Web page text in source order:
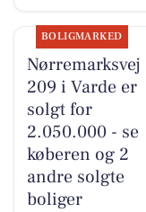
BOLIGMARKED
Nørremarksvej
209 i Varde er
solgt for
2.050.000 - se
køberen og 2
andre solgte
boliger